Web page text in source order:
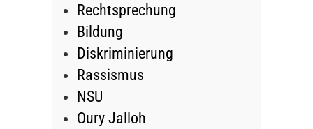
Rechtsprechung
Bildung
Diskriminierung
Rassismus
NSU
Oury Jalloh